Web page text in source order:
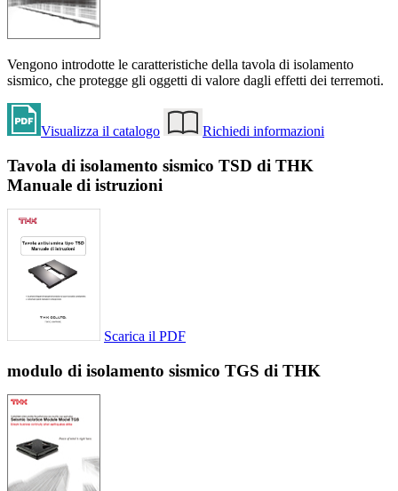
Vengono introdotte le caratteristiche della tavola di isolamento
sismico, che protegge gli oggetti di valore dagli effetti dei terremoti.
Visualizza il catalogo Richiedi informazioni
Tavola di isolamento sismico TSD di THK
Manuale di istruzioni
Scarica il PDF
modulo di isolamento sismico TGS di THK